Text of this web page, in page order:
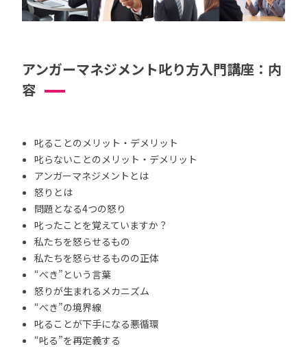
アンガーマネジメント叱り方入門講座：内
容
叱ることのメリット・デメリット
叱らないことのメリット・デメリット
アンガーマネジメントとは
怒りとは
問題となる4つの怒り
叱ったことを覚えていますか？
私たちを怒らせるもの
私たちを怒らせるものの正体
“べき”という言葉
怒りが生まれるメカニズム
“べき”の境界線
叱ることが下手になる悪循環
“叱る”を再定義する